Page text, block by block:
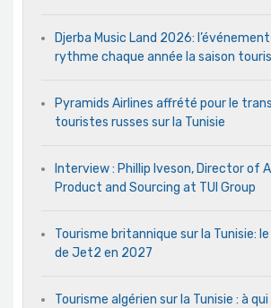
Djerba Music Land 2026:
rythme chaque année la saison
Pyramids Airlines affrété pour le
touristes russes sur la Tunisie
Interview : Phillip Iveson, Director of
Product and Sourcing at TUI Group
Tourisme britannique sur la Tunisie:
de Jet2 en 2027
Tourisme algérien sur la Tunisie : à